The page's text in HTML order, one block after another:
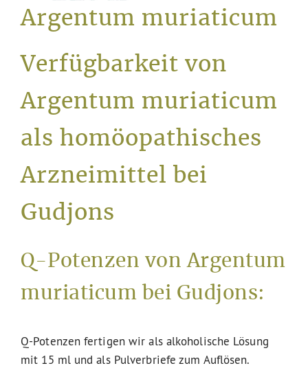
Argentum muriaticum
Verfügbarkeit von
Argentum muriaticum
als homöopathisches
Arzneimittel bei
Gudjons
Q-Potenzen von Argentum
muriaticum bei Gudjons:
Q-Potenzen fertigen wir als alkoholische Lösung
mit 15 ml und als Pulverbriefe zum Auflösen.